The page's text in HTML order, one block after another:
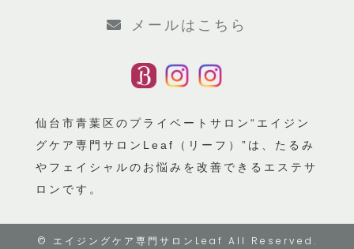
メールはこちら
仙台市青葉区のプライベートサロン“エイジン
グケア専門サロンLeaf（リーフ）”は、たるみ
やフェイシャルのお悩みを改善できるエステサ
ロンです。
© エイジングケア専門サロンLeaf All Reserved.